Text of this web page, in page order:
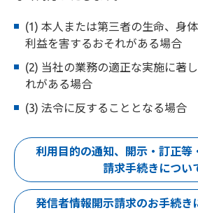
(1) 本人または第三者の生命、身
利益を害するおそれがある場合
(2) 当社の業務の適正な実施に著
れがある場合
(3) 法令に反することとなる場合
利用目的の通知、開示・訂正等
請求手続きについ
発信者情報開示請求のお手続き